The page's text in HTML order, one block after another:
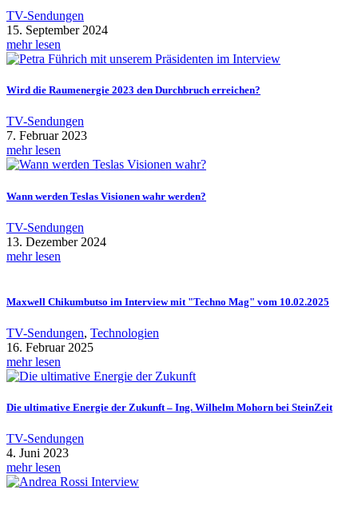
TV-Sendungen
15. September 2024
mehr lesen
Wird die Raumenergie 2023 den Durchbruch erreichen?
TV-Sendungen
7. Februar 2023
mehr lesen
Wann werden Teslas Visionen wahr werden?
TV-Sendungen
13. Dezember 2024
mehr lesen
Maxwell Chikumbutso im Interview mit "Techno Mag" vom 10.02.2025
TV-Sendungen, Technologien
16. Februar 2025
mehr lesen
Die ultimative Energie der Zukunft – Ing. Wilhelm Mohorn bei SteinZeit
TV-Sendungen
4. Juni 2023
mehr lesen